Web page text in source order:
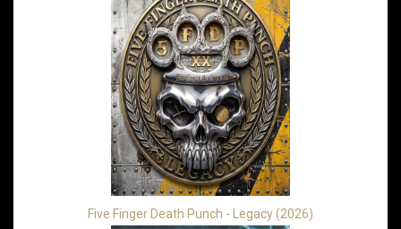
Five Finger Death Punch - Legacy (2026)